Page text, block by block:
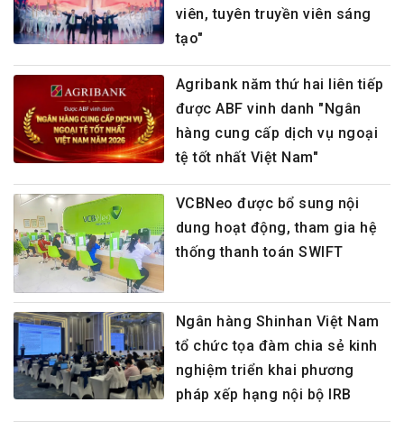
viên, tuyên truyền viên sáng
tạo"
Agribank năm thứ hai liên tiếp
được ABF vinh danh "Ngân
hàng cung cấp dịch vụ ngoại
tệ tốt nhất Việt Nam"
VCBNeo được bổ sung nội
dung hoạt động, tham gia hệ
thống thanh toán SWIFT
Ngân hàng Shinhan Việt Nam
tổ chức tọa đàm chia sẻ kinh
nghiệm triển khai phương
pháp xếp hạng nội bộ IRB